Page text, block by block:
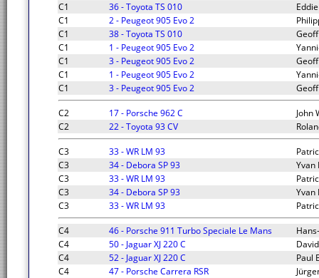
C1 36 - Toyota TS 010
C1
2 - Peugeot 905 Evo 2
C1
38 - Toyota TS 010
C1
1 - Peugeot 905 Evo 2
C1
3 - Peugeot 905 Evo 2
C1
1 - Peugeot 905 Evo 2
C1
3 - Peugeot 905 Evo 2
C2 17 - Porsche 962 C
John
C2
22 - Toyota 93 CV
C3 33 - WR LM 93
C3
34 - Debora SP 93
Yvan
C3
33 - WR LM 93
C3
34 - Debora SP 93
Yvan
C3
33 - WR LM 93
C4 46 - Porsche 911 Turbo Speciale Le Mans
C4
50 - Jaguar XJ 220 C
C4
52 - Jaguar XJ 220 C
Paul
C4
47 - Porsche Carrera RSR